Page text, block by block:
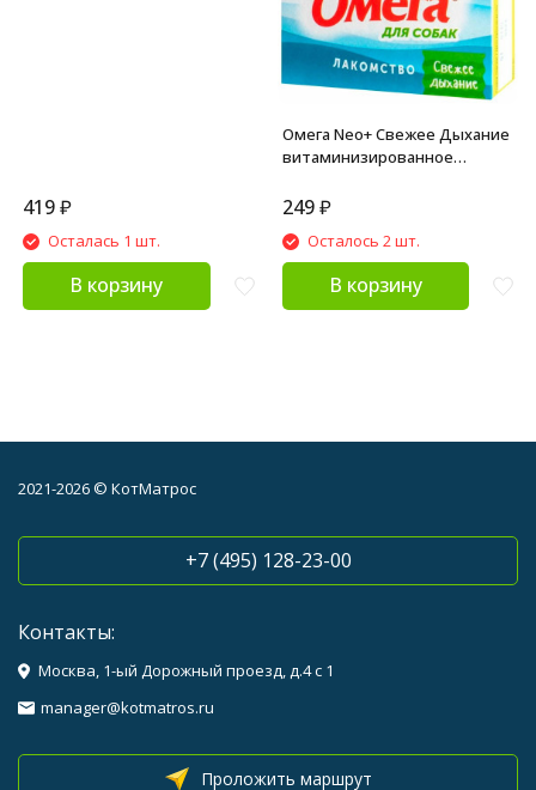
419₽
Осталась 1 шт.
В корзину
Омега Neo+ Свежее Дыхание
витаминизированное
и имбирем - 90 таблеток
249 ₽
Осталось 2 шт.
В корзину
2021-2026 © КотМатрос
+7 (495) 128-23-00
Контакты:
Москва, 1-ый Дорожный проезд, д.4 с 1
manager@kotmatros.ru
Проложить маршрут